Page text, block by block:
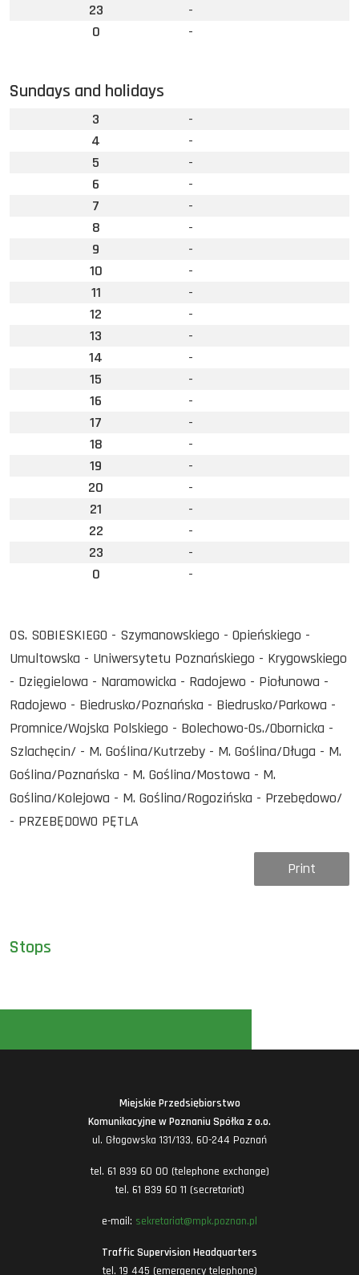
Stops
23
-
0
-
Sundays and holidays
3
-
4
-
5
-
6
-
7
-
8
-
9
-
10
-
11
-
12
-
13
-
14
-
15
-
16
-
17
-
18
-
19
-
20
-
21
-
22
-
23
-
0
-
OS. SOBIESKIEGO - Szymanowskiego - Opieńskiego -
Umultowska - Uniwersytetu Poznańskiego - Krygowskiego
- Dzięgielowa - Naramowicka - Radojewo - Piołunowa -
Radojewo - Biedrusko/Poznańska - Biedrusko/Parkowa -
Promnice/Wojska Polskiego - Bolechowo-Os./Obornicka -
Szlachęcin/ - M. Goślina/Kutrzeby - M. Goślina/Długa - M.
Goślina/Poznańska - M. Goślina/Mostowa - M.
Goślina/Kolejowa - M. Goślina/Rogozińska - Przebędowo/
- PRZEBĘDOWO PĘTLA
Print
Miejskie Przedsiębiorstwo
Komunikacyjne w Poznaniu Spółka z o.o.
ul. Głogowska 131/133, 60-244 Poznań
tel. 61 839 60 00 (telephone exchange)
tel. 61 839 60 11 (secretariat)
e-mail: sekretariat@mpk.poznan.pl
Traffic Supervision Headquarters
tel. 19 445 (emergency telephone)